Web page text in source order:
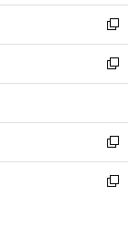
開
く
ン
ド
ウ
で
開
ウ
ィ
ン
ド
ウ
開
く
し
い
ウ
ィ
ン
ウ
で
開
く
新
し
い
ウ
ン
ド
ウ
で
新
し
ウ
ィ
ン
ド
新
し
い
新